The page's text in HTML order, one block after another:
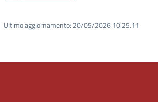
Ultimo aggiornamento: 20/05/2026 10:25.11